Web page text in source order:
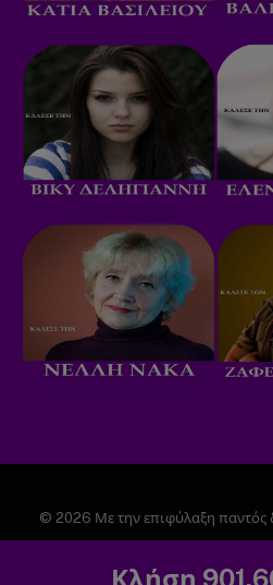
© 2026 Με την επιφύλαξη παντός
Κλήση